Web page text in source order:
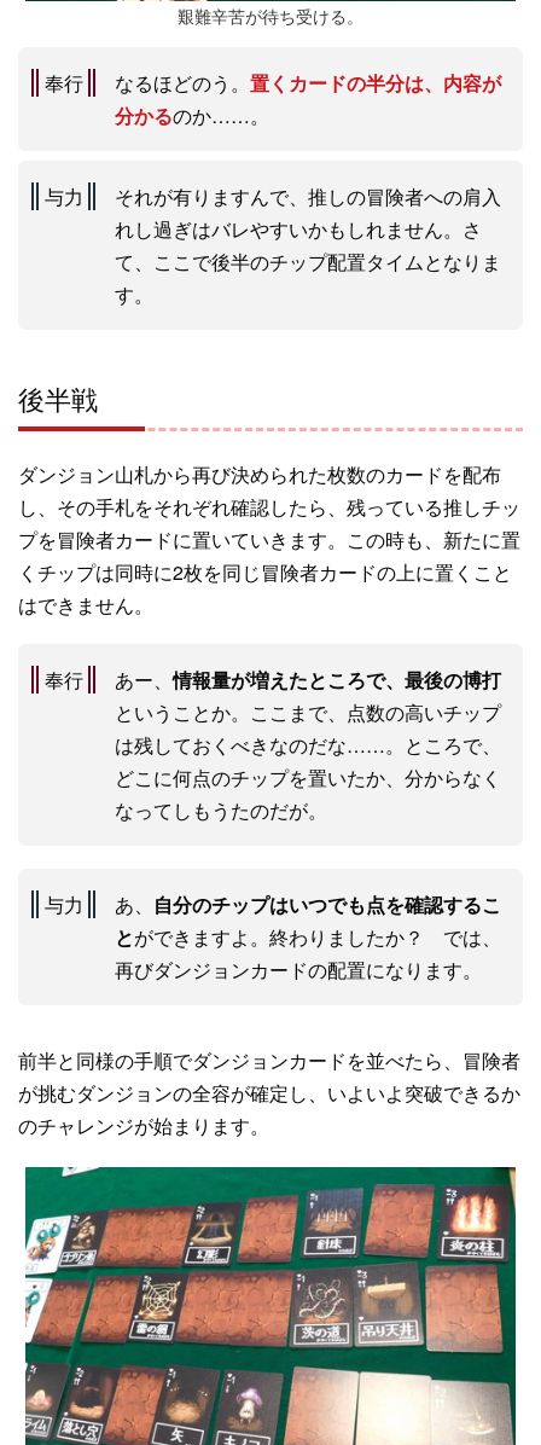
艱難辛苦が待ち受ける。
奉行 なるほどのう。 置くカードの半分は、内容が
分かるのか……。
与力
それが有りますんで、推しの冒険者への肩入
れし過ぎはバレやすいかもしれません。さ
て、ここで後半のチップ配置タイムとなりま
す。
後半戦
ダンジョン山札から再び決められた枚数のカードを配布
し、その手札をそれぞれ確認したら、残っている推しチッ
プを冒険者カードに置いていきます。この時も、新たに置
くチップは同時に2枚を同じ冒険者カードの上に置くこと
はできません。
奉行 あー、情報量が増えたところで、最後の博打
ということか。ここまで、点数の高いチップ
は残しておくべきなのだな……。ところで、
どこに何点のチップを置いたか、分からなく
なってしもうたのだが。
与力 あ、 自分のチップはいつでも点を確認するこ
とができますよ。終わりましたか？ では、
再びダンジョンカードの配置になります。
前半と同様の手順でダンジョンカードを並べたら、冒険者
が挑むダンジョンの全容が確定し、いよいよ突破できるか
のチャレンジが始まります。